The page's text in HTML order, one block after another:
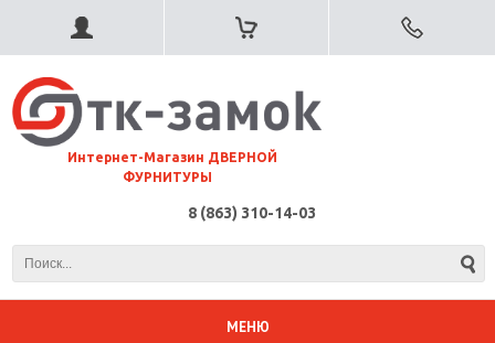
⠀Интернет-Магазин ДВЕРНОЙ
ФУРНИТУРЫ
8 (863) 310-14-03
МЕНЮ